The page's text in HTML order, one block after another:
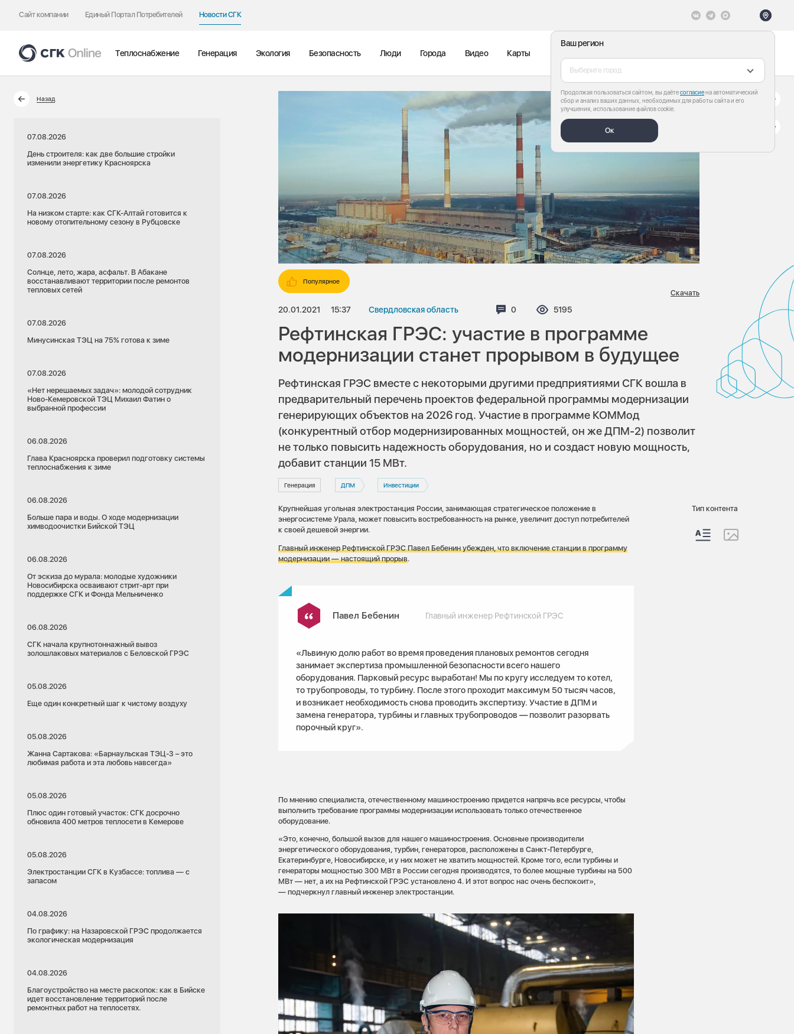
Сайт компании Единый Портал Потребителей Новости СГК
Ваш регион
Выберите город
Продолжая пользоваться сайтом, вы даётесогласиена автоматический
сбор и анализ ваших данных, необходимых для работы сайта и его
улучшения, использование файлов cookie.
Ок
Теплоснабжение Генерация Экология Безопасность Люди Города Видео Карты
Назад
07.08.2026
День строителя: как две большие стройки
изменили энергетику Красноярска
07.08.2026
На низком старте: как СГК-Алтай готовится к
новому отопительному сезону в Рубцовске
07.08.2026
Солнце, лето, жара, асфальт. В Абакане
восстанавливают территории после ремонтов
тепловых сетей
07.08.2026
Минусинская ТЭЦ на 75% готова к зиме
07.08.2026
«Нет нерешаемых задач»: молодой сотрудник
Ново-Кемеровской ТЭЦ Михаил Фатин о
выбранной профессии
06.08.2026
Глава Красноярска проверил подготовку системы
теплоснабжения к зиме
06.08.2026
Больше пара и воды. О ходе модернизации
химводоочистки Бийской ТЭЦ
06.08.2026
От эскиза до мурала: молодые художники
Новосибирска осваивают стрит-арт при
поддержке СГК и Фонда Мельниченко
06.08.2026
СГК начала крупнотоннажный вывоз
золошлаковых материалов с Беловской ГРЭС
05.08.2026
Еще один конкретный шаг к чистому воздуху
05.08.2026
Жанна Сартакова: «Барнаульская ТЭЦ-3 – это
любимая работа и эта любовь навсегда»
05.08.2026
Плюс один готовый участок: СГК досрочно
обновила 400 метров теплосети в Кемерове
05.08.2026
Электростанции СГК в Кузбассе: топлива — с
запасом
04.08.2026
По графику: на Назаровской ГРЭС продолжается
экологическая модернизация
04.08.2026
Благоустройство на месте раскопок: как в Бийске
идет восстановление территорий после
ремонтных работ на теплосетях.
Популярное
20.01.2021 15:37 Свердловская область Комментариев:
0 Просмотров:
5195
Скачать
Рефтинская ГРЭС: участие в программе
модернизации станет прорывом в будущее
Рефтинская ГРЭС вместе с некоторыми другими предприятиями СГК вошла в
предварительный перечень проектов федеральной программы модернизации
генерирующих объектов на 2026 год. Участие в программе КОММод
(конкурентный отбор модернизированных мощностей, он же ДПМ-2) позволит
не только повысить надежность оборудования, но и создаст новую мощность,
добавит станции 15 МВт.
Генерация ДПМ Инвестиции
Крупнейшая угольная электростанция России, занимающая стратегическое положение в
энергосистеме Урала, может повысить востребованность на рынке, увеличит доступ потребителей
к своей дешевой энергии.
Главный инженер Рефтинской ГРЭС Павел Бебенин убежден, что включение станции в программу
модернизации — настоящий прорыв.
Павел Бебенин Главный инженер Рефтинской ГРЭС
«Львиную долю работ во время проведения плановых ремонтов сегодня
занимает экспертиза промышленной безопасности всего нашего
оборудования. Парковый ресурс выработан! Мы по кругу исследуем то котел,
то трубопроводы, то турбину. После этого проходит максимум 50 тысяч часов,
и возникает необходимость снова проводить экспертизу. Участие в ДПМ и
замена генератора, турбины и главных трубопроводов — позволит разорвать
порочный круг».
По мнению специалиста, отечественному машиностроению придется напрячь все ресурсы, чтобы
выполнить требование программы модернизации использовать только отечественное
оборудование.
«Это, конечно, большой вызов для нашего машиностроения. Основные производители
энергетического оборудования, турбин, генераторов, расположены в Санкт-Петербурге,
Екатеринбурге, Новосибирске, и у них может не хватить мощностей. Кроме того, если турбины и
генераторы мощностью 300 МВт в России сегодня производятся, то более мощные турбины на 500
МВт — нет, а их на Рефтинской ГРЭС установлено 4. И этот вопрос нас очень беспокоит»,
— подчеркнул главный инженер электростанции.
Тип контента